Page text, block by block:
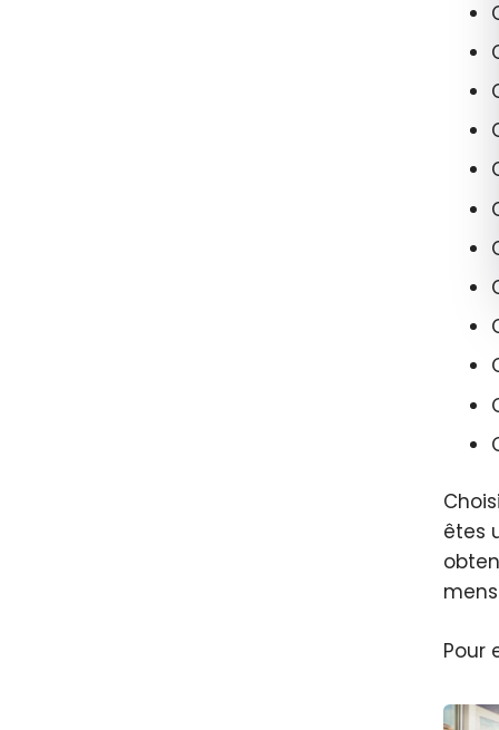
êtes
Pour